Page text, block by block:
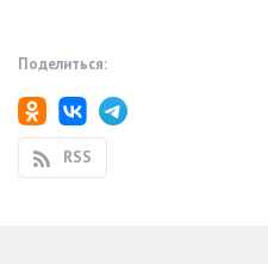
Поделиться:
RSS